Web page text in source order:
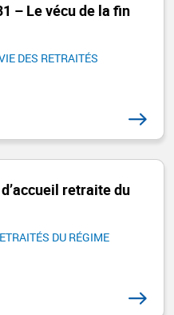
– Le vécu de la fin
DES RETRAITÉS
retraite du
DU RÉGIME